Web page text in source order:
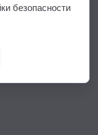
безопасности